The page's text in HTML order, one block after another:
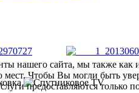
нашего сайта, мы также
Чтобы Вы могли быть
предоставляются